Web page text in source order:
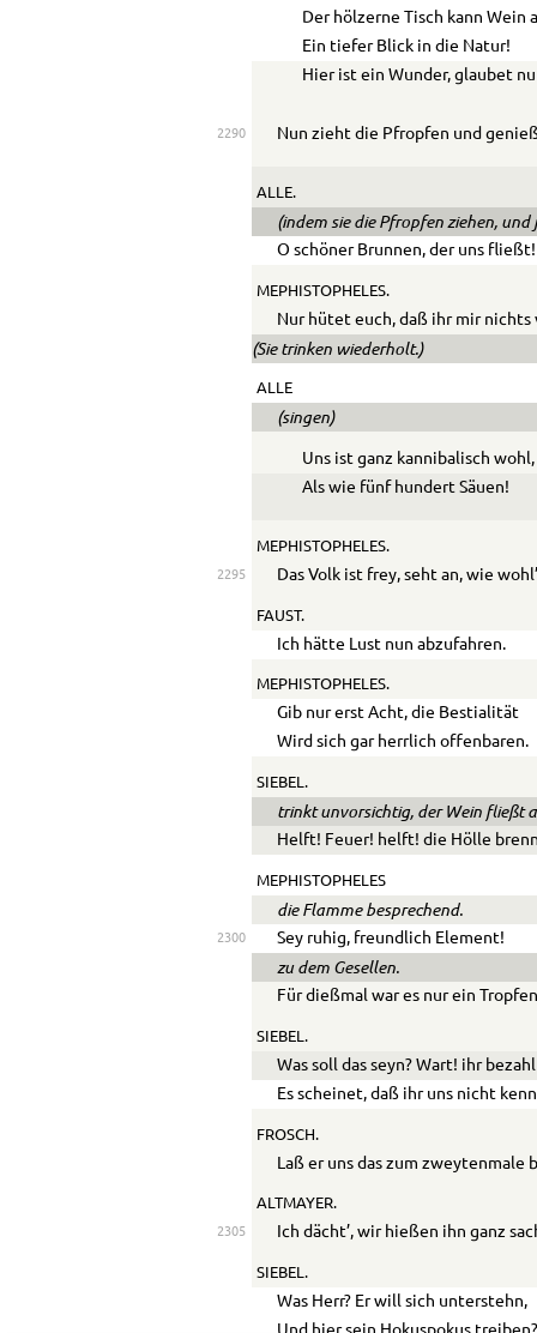
Der hölzerne Tisch kann Wein
Ein tiefer Blick in die Natur!
Hier ist ein Wunder, glaubet
2290 Nun zieht die Pfropfen und
ALLE.
(indem sie die Pfropfen ziehen,
O schöner Brunnen, der uns fließt!
MEPHISTOPHELES.
Nur hütet euch, daß ihr mir
(Sie trinken wiederholt.)
ALLE
(singen)
Uns ist ganz kannibalisch wohl,
Als wie fünf hundert Säuen!
MEPHISTOPHELES.
2295 Das Volk ist frey, seht an, wie
FAUST.
Ich hätte Lust nun abzufahren.
MEPHISTOPHELES.
Gib nur erst Acht, die Bestialität
Wird sich gar herrlich offenbaren.
SIEBEL.
trinkt unvorsichtig, der Wein fließt
Helft! Feuer! helft! die Hölle
MEPHISTOPHELES
die Flamme besprechend.
2300 Sey ruhig, freundlich Element!
zu dem Gesellen.
Für dießmal war es nur ein
SIEBEL.
Was soll das seyn? Wart! ihr
Es scheinet, daß ihr uns nicht
FROSCH.
Laß er uns das zum zweytenmale
ALTMAYER.
2305 Ich dächt’, wir hießen ihn ganz
SIEBEL.
Was Herr? Er will sich unterstehn,